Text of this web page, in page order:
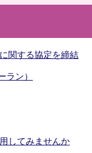
関する協定を締結
ン）
してみませんか